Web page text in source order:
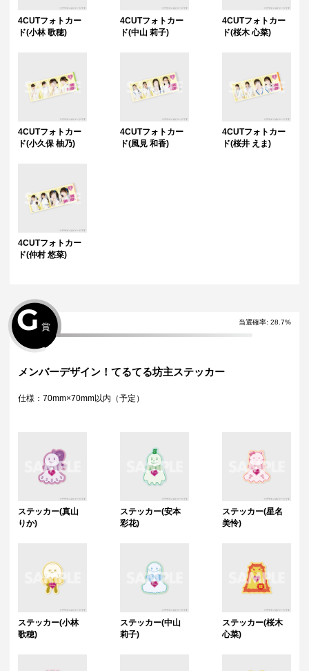
4CUTフォトカー
ド(小林 歌穂)
4CUTフォトカー
ド(中山 莉子)
4CUTフォトカー
ド(桜木 心菜)
4CUTフォトカー
ド(小久保 柚乃)
4CUTフォトカー
ド(風見 和香)
4CUTフォトカー
ド(桜井 えま)
4CUTフォトカー
ド(仲村 悠菜)
当選確率: 28.7%
G 賞
メンバーデザイン！てるてる坊主ステッカー
仕様：70mm×70mm以内（予定）
ステッカー(真山
りか)
ステッカー(安本
彩花)
ステッカー(星名
美怜)
ステッカー(小林
歌穂)
ステッカー(中山
莉子)
ステッカー(桜木
心菜)